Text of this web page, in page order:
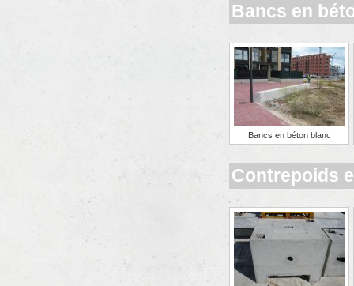
Bancs en
Bancs en béton blanc
Contrepoids